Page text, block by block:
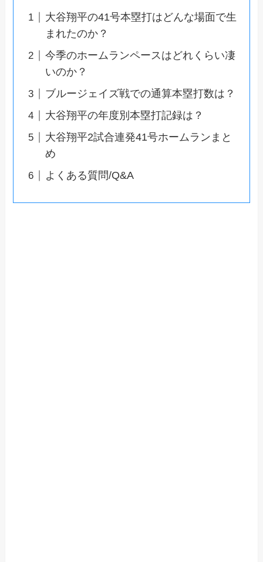
大谷翔平の41号本塁打はどんな場面で生
まれたのか？
今季のホームランペースはどれくらい凄
いのか？
ブルージェイズ戦での通算本塁打数は？
大谷翔平の年度別本塁打記録は？
大谷翔平2試合連発41号ホームランまと
め
よくある質問/Q&A